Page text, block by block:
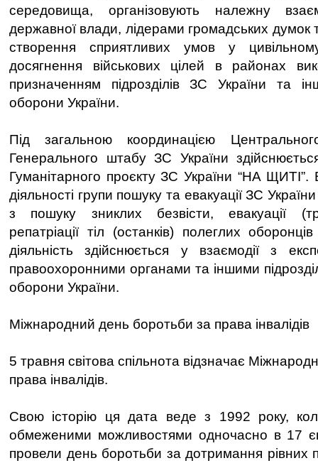
середовища, організовують належну
державної влади, лідерами громадських думок
створення сприятливих умов у
досягнення військових цілей в районах
призначенням підрозділів ЗС України та
оборони України.
Під загальною координацією
Генерального штабу ЗС України
Гуманітарного проєкту ЗС України “НА ЩИТІ”.
діяльності групи пошуку та евакуації ЗС
з пошуку зниклих безвісти, евакуації
репатріації тіл (останків) полеглих
діяльність здійснюється у взаємодії з
правоохоронними органами та іншими
оборони України.
Міжнародний день боротьби за права інвалідів
5 травня світова спільнота відзначає
права інвалідів.
Свою історію ця дата веде з 1992 року,
обмеженими можливостями одночасно в 17
провели день боротьби за дотримання рівних